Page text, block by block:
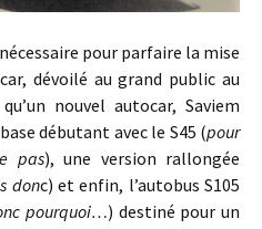
pour parfaire la mise
dévoilé au grand public au
nouvel autocar, Saviem
débutant avec le S45 (pour
pas), une version rallongée
donc) et enfin, l’autobus S105
pourquoi…) destiné pour un